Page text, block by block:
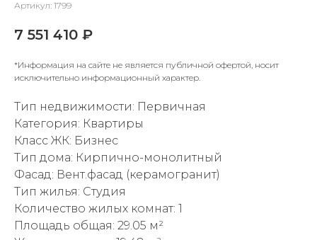
Артикул: 1799
7 551 410 ₽
*Информация на сайте не является публичной офертой, носит
исключительно информационный характер.
Тип недвижимости: Первичная
Категория: Квартиры
Класс ЖК: Бизнес
Тип дома: Кирпично-монолитный
Фасад: Вент.фасад (керамогранит)
Тип жилья: Студия
Количество жилых комнат: 1
Площадь общая: 29.05 м²